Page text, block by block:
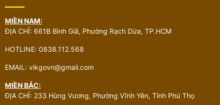
MIỀN NAM:
ĐỊA CHỈ: 661B Bình Giã, Phường Rạch Dừa, TP.HCM
HOTLINE: 0838.112.568
EMAIL: vikgovn@gmail.com
MIỀN BẮC:
ĐỊA CHỈ: 233 Hùng Vương, Phường Vĩnh Yên, Tỉnh Phú Thọ